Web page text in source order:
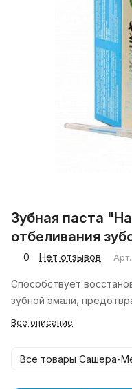
Зубная паста
отбеливания
0 Нет отзывов Арт.
Способствует
зубной эмали,
Все описание
Все товары Сашера-